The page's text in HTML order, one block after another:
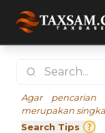
Agar
merupakan
Search Tips